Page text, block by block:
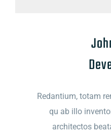
Redantium, totam
qu ab illo
architectos